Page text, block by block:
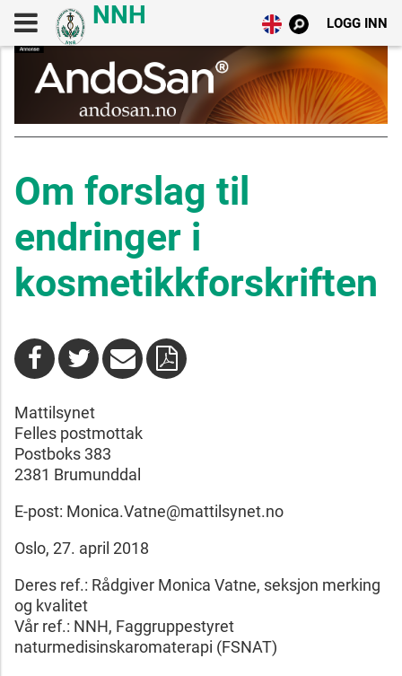
LOGG INN
Om forslag til
endringer i
kosmetikkforskriften
Mattilsynet
Felles postmottak
Postboks 383
2381 Brumunddal
E-post: Monica.Vatne@mattilsynet.no
Oslo, 27. april 2018
Deres ref.: Rådgiver Monica Vatne, seksjon merking
og kvalitet
Vår ref.: NNH, Faggruppestyret
naturmedisinskaromaterapi (FSNAT)